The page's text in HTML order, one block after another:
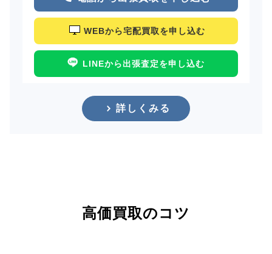
WEBから宅配買取を申し込む
LINEから出張査定を申し込む
詳しくみる
高価買取のコツ